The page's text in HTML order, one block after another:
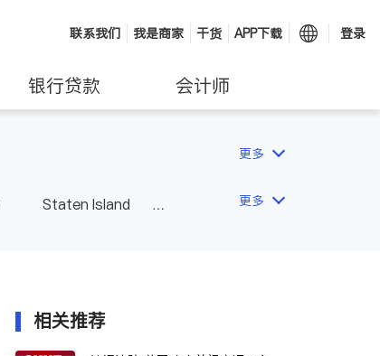
联系我们 我是商家 干货 APP下载 登录
银行贷款 会计师
更多
Staten Island
更多
相关推荐